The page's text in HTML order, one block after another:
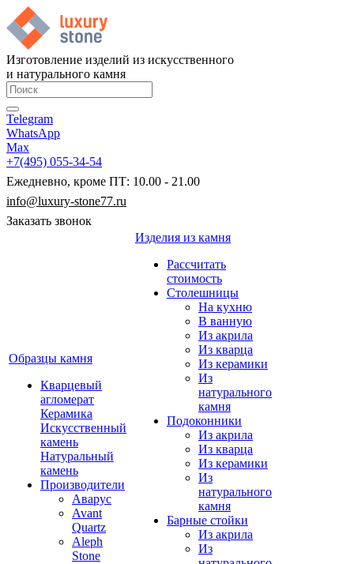
Изготовление изделий из искусственного
и натурального камня
Telegram
WhatsApp
Max
+7(495) 055-34-54
Ежедневно, кроме ПТ: 10.00 - 21.00
info@luxury-stone77.ru
Заказать звонок
Образцы камня
Кварцевый
агломерат
Керамика
Искусственный
камень
Натуральный
камень
Производители
Аварус
Avant
Quartz
Aleph
Stone
Изделия из камня
Рассчитать
стоимость
Столешницы
На кухню
В ванную
Из акрила
Из кварца
Из керамики
Из
натурального
камня
Подоконники
Из акрила
Из кварца
Из керамики
Из
натурального
камня
Барные стойки
Из акрила
Из